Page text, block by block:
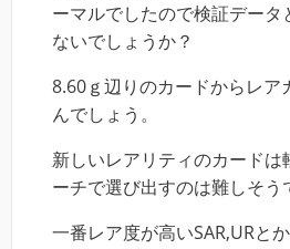
ーマルでしたので検証データ
ないでしょうか？
8.60ｇ辺りのカードからレア
んでしょう。
新しいレアリティのカードは
ーチで選び出すのは難しそう
一番レア度が高いSAR,URと